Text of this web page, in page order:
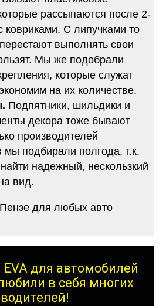
рассыпаются после 2-
ковриками. С липучками то
выполнять свои
Мы же подобрали
которые служат
на их количестве.
Подпятники, шильдики и
декора тоже бывают
производителей
мы подбирали полгода, т.к.
надежный, нескользкий
вид.
EVA для автомобилей
в себя многих
водителей!